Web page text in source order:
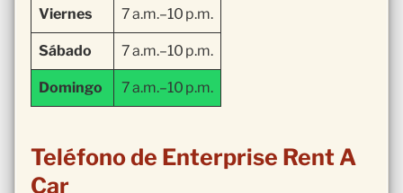
Viernes 7 a.m.–10 p.m.
Sábado 7 a.m.–10 p.m.
Domingo 7 a.m.–10 p.m.
Teléfono de Enterprise Rent A
Car